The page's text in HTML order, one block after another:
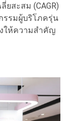
ยสะสม (CAGR)
รรมผู้บริโภครุ่น
ให้ความสำคัญ